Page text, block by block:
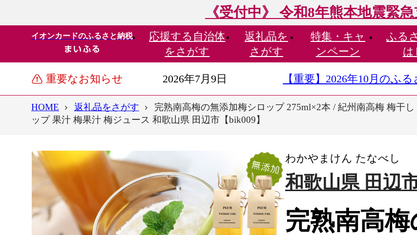
《受付中》 令和8年熊本地震緊
イオンカードのふるさと納税 応援する 自治体
をさがす
返礼品を
さがす
特集・ キャ
ンペーン
ふる
は
重要なお知らせ 2026年7月9日 【重要】2026年10月のふ
HOME 返礼品をさがす
完熟南高梅の無添加梅シロップ 275ml×2本 / 紀州南高梅 梅干
ップ 果汁 梅果汁 梅ジュース 和歌山県 田辺市【bik009】
わかやまけん たなべし
和歌山県 田辺
完熟南高